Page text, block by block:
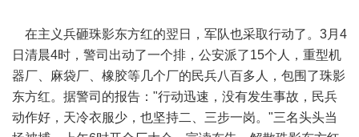
在主义兵砸珠影东方红的翌日，军队也采取行动了。3月4
日清晨4时，警司出动了一个排，公安派了15个人，重型机
器厂、麻袋厂、橡胶等几个厂的民兵八百多人，包围了珠影
东方红。据警司的报告："行动迅速，没有发生事故，民兵
动作好，天冷衣服少，也坚持二、三步一岗。"三名头头当